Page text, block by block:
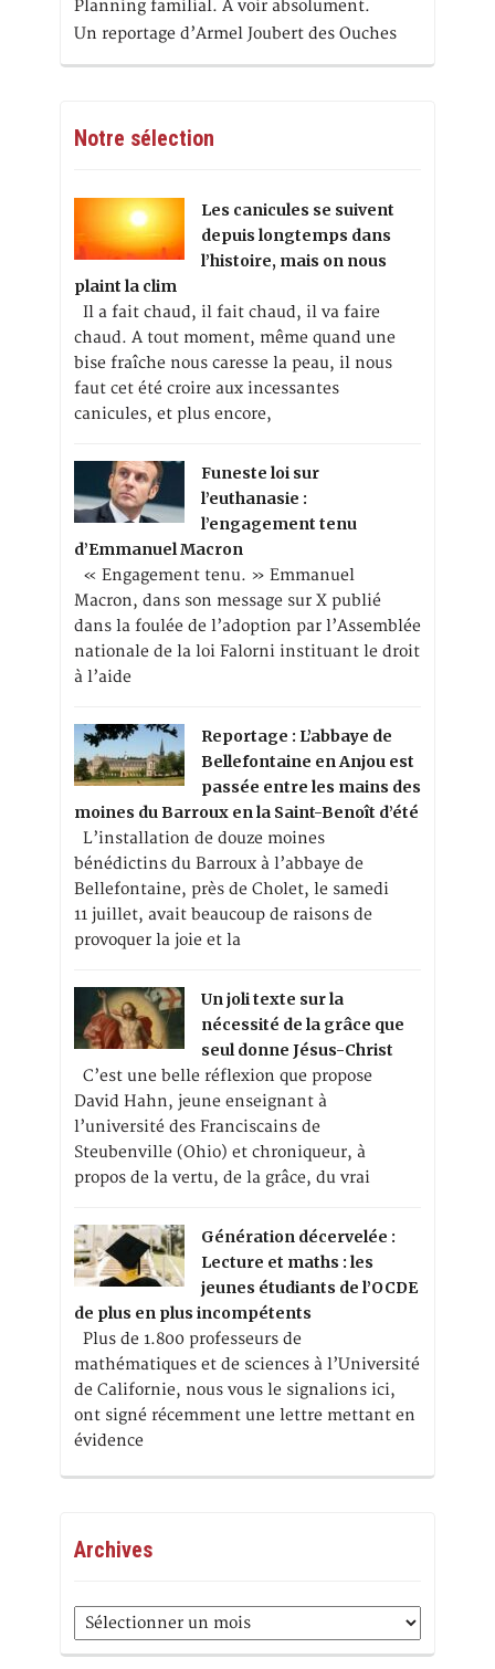
Planning familial. A voir absolument.
Un reportage d’Armel Joubert des Ouches
Notre sélection
Les canicules se suivent
depuis longtemps dans
l’histoire, mais on nous
plaint la clim
Il a fait chaud, il fait chaud, il va faire
chaud. A tout moment, même quand une
bise fraîche nous caresse la peau, il nous
faut cet été croire aux incessantes
canicules, et plus encore,
Funeste loi sur
l’euthanasie :
l’engagement tenu
d’Emmanuel Macron
« Engagement tenu. » Emmanuel
Macron, dans son message sur X publié
dans la foulée de l’adoption par l’Assemblée
nationale de la loi Falorni instituant le droit
à l’aide
Reportage : L’abbaye de
Bellefontaine en Anjou est
passée entre les mains des
moines du Barroux en la Saint-Benoît d’été
L’installation de douze moines
bénédictins du Barroux à l’abbaye de
Bellefontaine, près de Cholet, le samedi
11 juillet, avait beaucoup de raisons de
provoquer la joie et la
Un joli texte sur la
nécessité de la grâce que
seul donne Jésus-Christ
C’est une belle réflexion que propose
David Hahn, jeune enseignant à
l’université des Franciscains de
Steubenville (Ohio) et chroniqueur, à
propos de la vertu, de la grâce, du vrai
Génération décervelée :
Lecture et maths : les
jeunes étudiants de l’OCDE
de plus en plus incompétents
Plus de 1.800 professeurs de
mathématiques et de sciences à l’Université
de Californie, nous vous le signalions ici,
ont signé récemment une lettre mettant en
évidence
Archives
Archives